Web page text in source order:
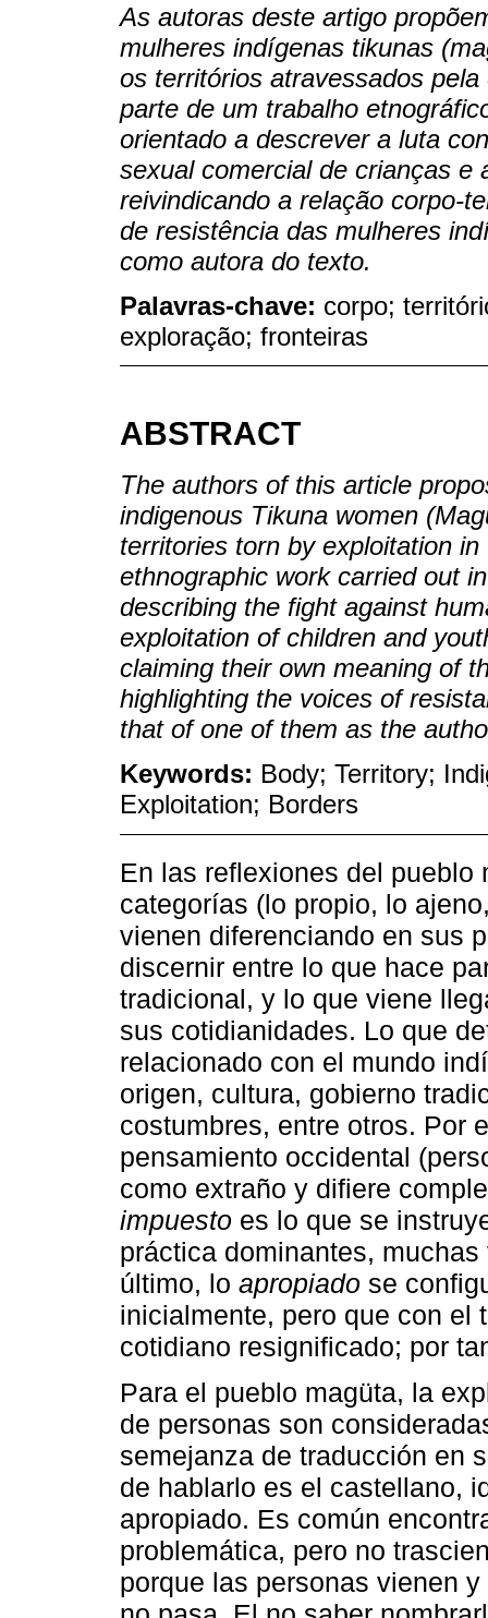
As autoras deste artigo
mulheres indígenas tikunas
os territórios atravessados
parte de um trabalho
orientado a descrever a luta
sexual comercial de crianças e
reivindicando a relação corpo-
de resistência das mulheres
como autora do texto.
Palavras-chave: corpo;
exploração; fronteiras
ABSTRACT
The authors of this article
indigenous Tikuna women
territories torn by exploitation
ethnographic work carried out
describing the fight against
exploitation of children and
claiming their own meaning of
highlighting the voices of
that of one of them as the
Keywords: Body; Territory;
Exploitation; Borders
En las reflexiones del pueblo
categorías (lo propio, lo
vienen diferenciando en sus
discernir entre lo que hace
tradicional, y lo que viene
sus cotidianidades. Lo que
relacionado con el mundo
origen, cultura, gobierno
costumbres, entre otros. Por
pensamiento occidental
como extraño y difiere
impuesto es lo que se
práctica dominantes,
último, lo apropiado se
inicialmente, pero que con el
cotidiano resignificado; por
Para el pueblo magüta, la
de personas son
semejanza de traducción en
de hablarlo es el castellano,
apropiado. Es común
problemática, pero no
porque las personas vienen